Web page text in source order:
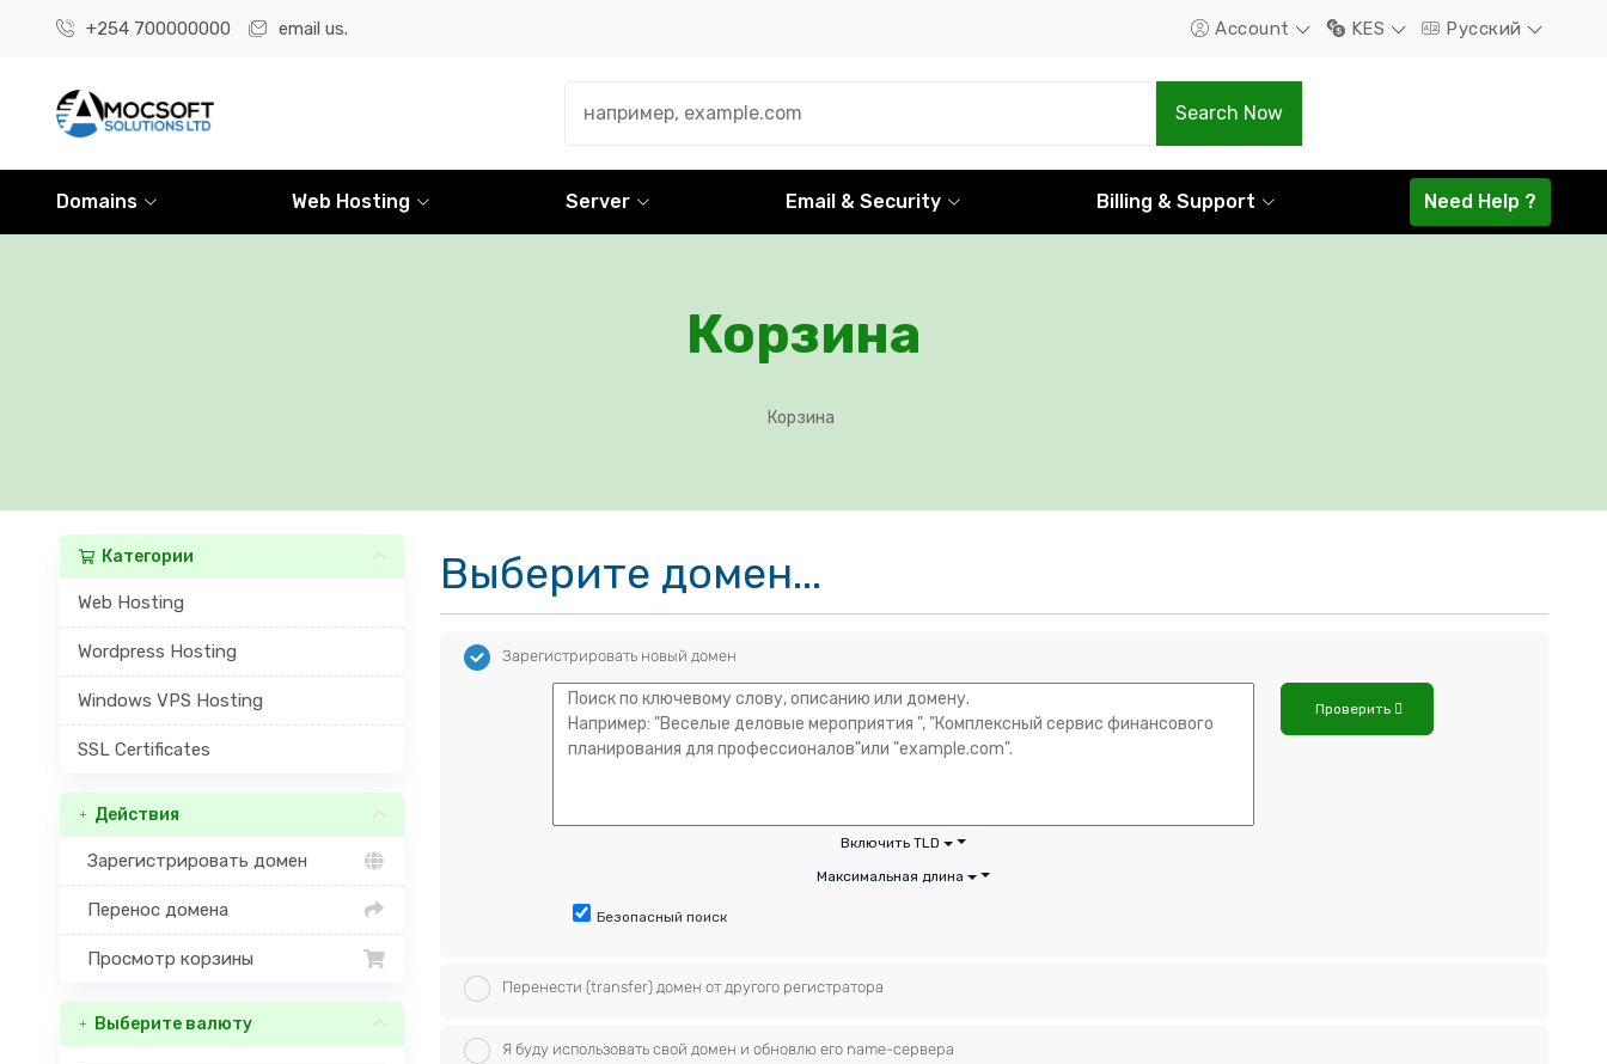
+254 700000000 email us. Account KES Русский
Search Now
.Com .Net
Domains Web Hosting Server Email & Security Billing & Support Need Help ?
Корзина
Корзина
Категории
Web Hosting
Wordpress Hosting
Windows VPS Hosting
SSL Certificates
Действия
Зарегистрировать домен
Перенос домена
Просмотр корзины
Выберите валюту
Выберите домен...
Зарегистрировать новый домен
Проверить
Включить TLD
Максимальная длина
Безопасный поиск
Перенести (transfer) домен от другого регистратора
Я буду использовать свой домен и обновлю его name-сервера